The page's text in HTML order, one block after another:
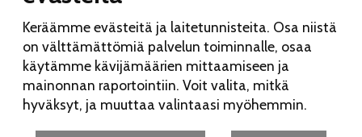
Puolustusvoimat harjoittelee Vuosaaressa
1.7. 12:10
Helsingissä jo 69 jalkapallokentällistä arvoniittyjä – myös
Vuosaaressa arvoniittyjä29.6. 18:45
Rakentaminen Vuosaaressa
29.6. 18:25
Keräämme evästeitä ja laitetunnisteita. Osa niistä
on välttämättömiä palvelun toiminnalle, osaa
käytämme kävijämäärien mittaamiseen ja
mainonnan raportointiin. Voit valita, mitkä
hyväksyt, ja muuttaa valintaasi myöhemmin.